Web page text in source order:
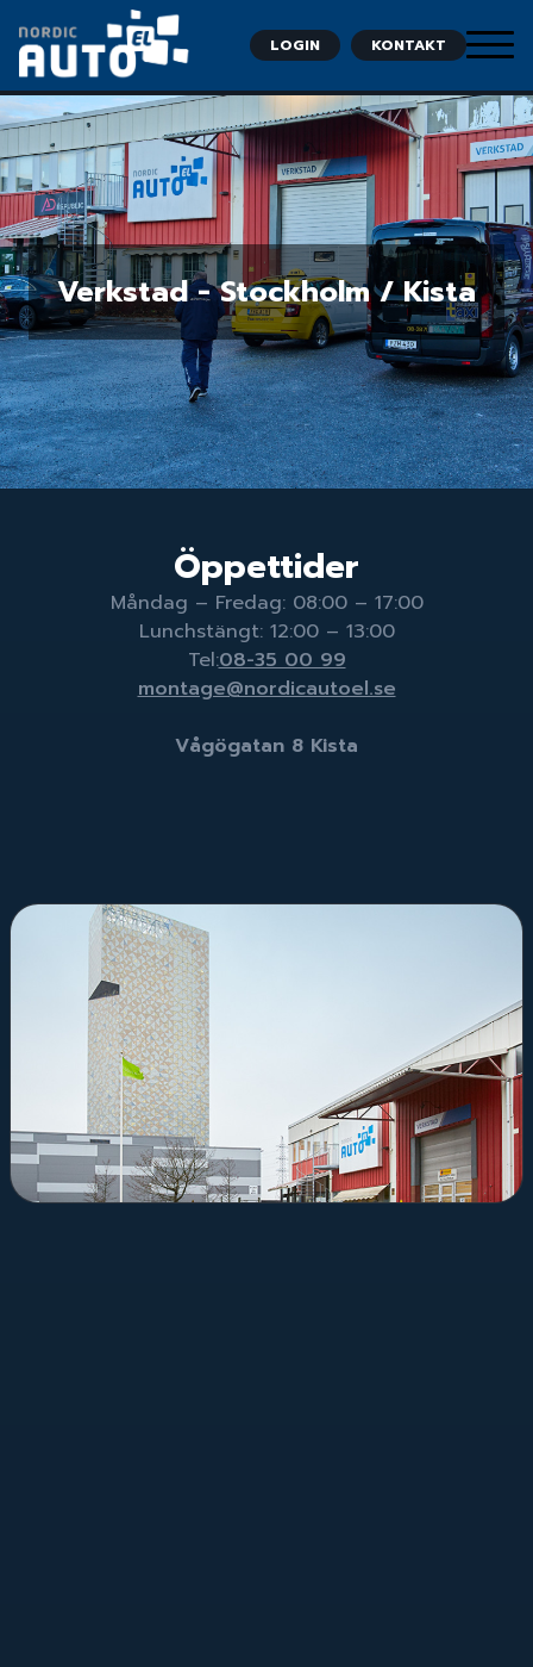
LOGIN KONTAKT
Verkstad - Stockholm / Kista
Öppettider
Måndag – Fredag: 08:00 – 17:00
Lunchstängt: 12:00 – 13:00
Tel:08-35 00 99
montage@nordicautoel.se
Vågögatan 8 Kista
Registreringsnummer: (Viktigt vid prisfråga)
* Obligatoriska fält
Nordic Auto El får gärna skicka information till mig
som kan förbättra min verksamhet.